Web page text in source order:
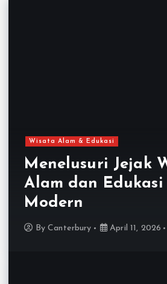
Wisata Alam & Edukasi
Menelusuri Jejak
Alam dan
Modern
ByCanterbury April 11, 2026